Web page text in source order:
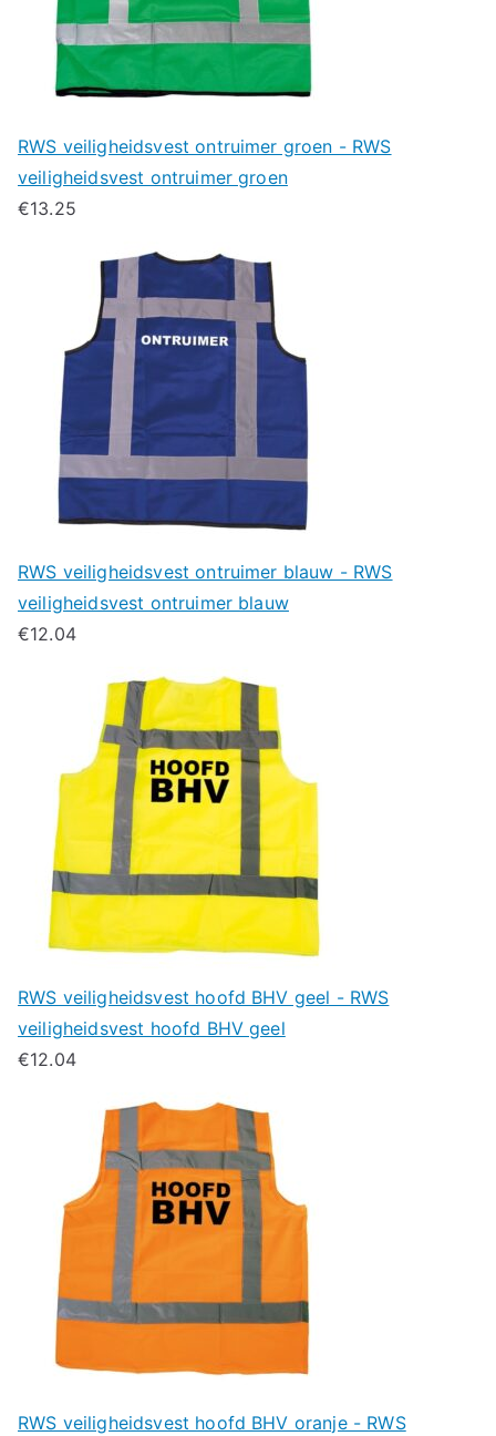
RWS veiligheidsvest ontruimer groen - RWS
veiligheidsvest ontruimer groen
€13.25
RWS veiligheidsvest ontruimer blauw - RWS
veiligheidsvest ontruimer blauw
€12.04
RWS veiligheidsvest hoofd BHV geel - RWS
veiligheidsvest hoofd BHV geel
€12.04
RWS veiligheidsvest hoofd BHV oranje - RWS